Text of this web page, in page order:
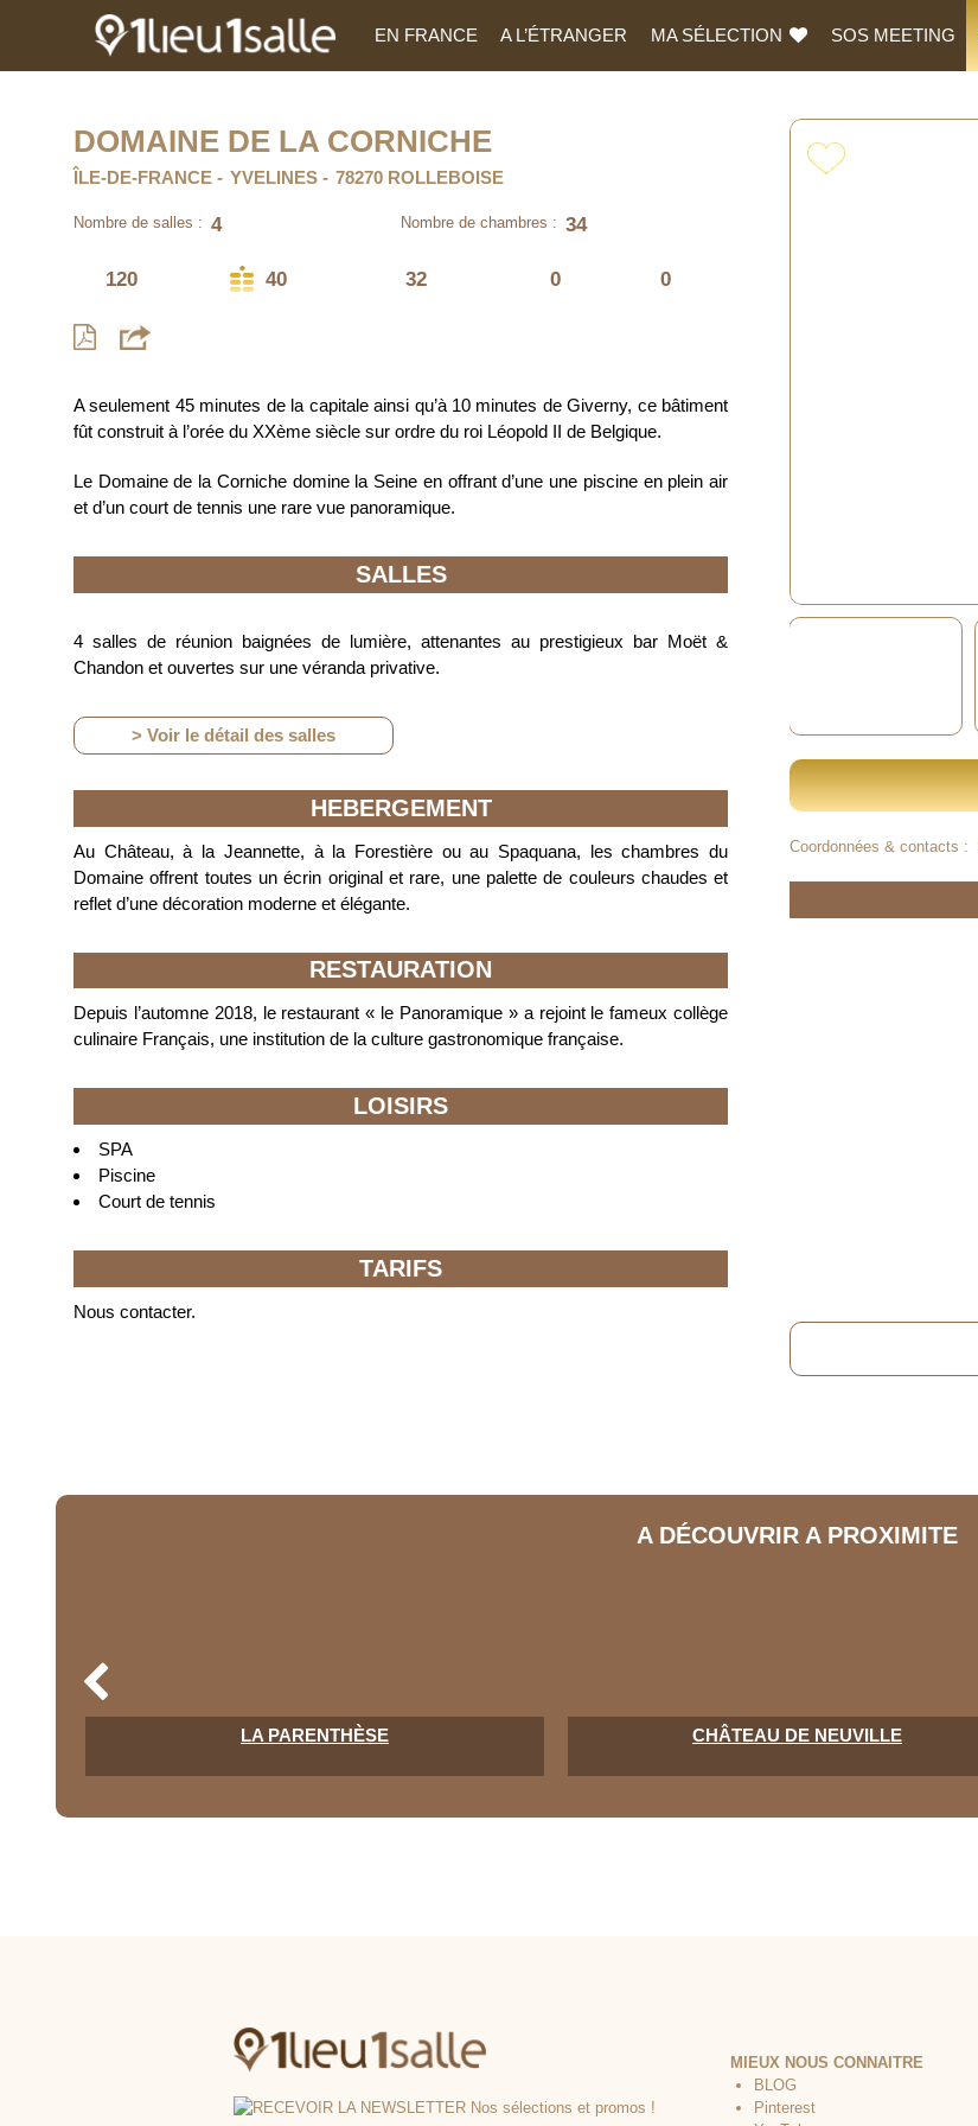
EN FRANCE A L’ÉTRANGER MA SÉLECTION SOS MEETING
DOMAINE DE LA CORNICHE
ÎLE-DE-FRANCE YVELINES 78270 ROLLEBOISE
Nombre de salles : 4 Nombre de chambres : 34
120 40 32 0 0
A seulement 45 minutes de la capitale ainsi qu’à 10 minutes de Giverny, ce bâtiment
fût construit à l’orée du XXème siècle sur ordre du roi Léopold II de Belgique.
Le Domaine de la Corniche domine la Seine en offrant d’une une piscine en plein air
et d’un court de tennis une rare vue panoramique.
SALLES
4 salles de réunion baignées de lumière, attenantes au prestigieux bar Moët &
Chandon et ouvertes sur une véranda privative.
> Voir le détail des salles
HEBERGEMENT
Au Château, à la Jeannette, à la Forestière ou au Spaquana, les chambres du
Domaine offrent toutes un écrin original et rare, une palette de couleurs chaudes et
reflet d’une décoration moderne et élégante.
RESTAURATION
Depuis l’automne 2018, le restaurant « le Panoramique » a rejoint le fameux collège
culinaire Français, une institution de la culture gastronomique française.
LOISIRS
SPA
Piscine
Court de tennis
TARIFS
Nous contacter.
Coordonnées & contacts :
A DÉCOUVRIR A PROXIMITE
LA PARENTHÈSE CHÂTEAU DE NEUVILLE
MIEUX NOUS CONNAITRE
BLOG
Pinterest